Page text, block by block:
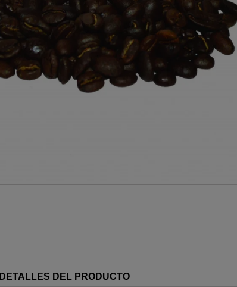
DETALLES DEL PRODUCTO